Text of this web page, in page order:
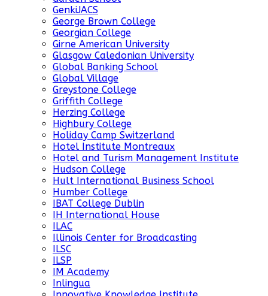
GenkiJACS
George Brown College
Georgian College
Girne American University
Glasgow Caledonian University
Global Banking School
Global Village
Greystone College
Griffith College
Herzing College
Highbury College
Holiday Camp Switzerland
Hotel Institute Montreaux
Hotel and Turism Management Institute
Hudson College
Hult International Business School
Humber College
IBAT College Dublin
IH International House
ILAC
Illinois Center for Broadcasting
ILSC
ILSP
IM Academy
Inlingua